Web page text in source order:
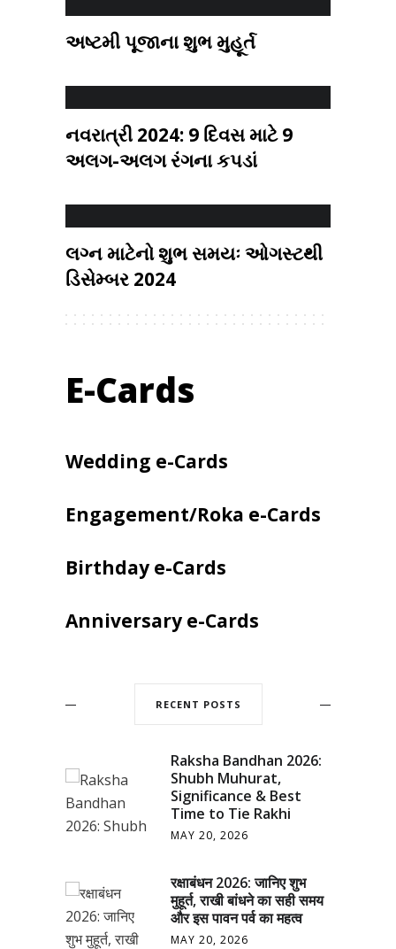
અષ્ટમી પૂજાના શુભ મુહૂર્ત
નવરાત્રી 2024: 9 દિવસ માટે 9
અલગ-અલગ રંગના કપડાં
લગ્ન માટેનો શુભ સમયઃ ઓગસ્ટથી
ડિસેમ્બર 2024
E-Cards
Wedding e-Cards
Engagement/Roka e-Cards
Birthday e-Cards
Anniversary e-Cards
RECENT POSTS
Raksha Bandhan 2026:
Shubh Muhurat,
Significance & Best
Time to Tie Rakhi
MAY 20, 2026
रक्षाबंधन 2026: जानिए शुभ
मुहूर्त, राखी बांधने का सही समय
और इस पावन पर्व का महत्व
MAY 20, 2026